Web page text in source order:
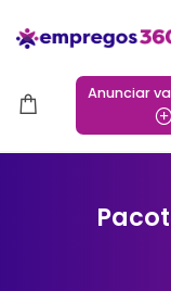
Anunciar